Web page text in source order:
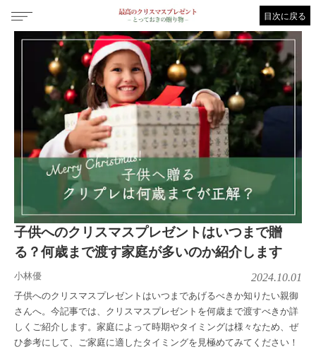
目次に戻る
子供へのクリスマスプレゼントはいつまで贈
る？何歳まで渡す家庭が多いのか紹介します
小林優 2024.10.01
子供へのクリスマスプレゼントはいつまであげるべきか知りたい親御
さんへ。今記事では、クリスマスプレゼントを何歳まで渡すべきか詳
しくご紹介します。家庭によって時期やタイミングは様々なため、ぜ
ひ参考にして、ご家庭に適したタイミングを見極めてみてください！